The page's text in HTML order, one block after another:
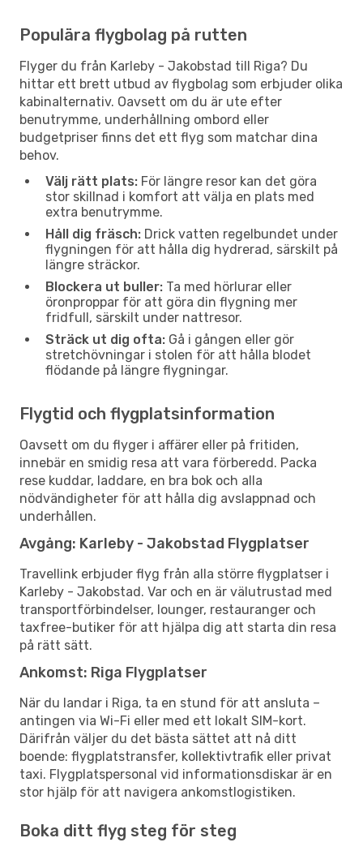
Populära flygbolag på rutten
Flyger du från Karleby - Jakobstad till Riga? Du
hittar ett brett utbud av flygbolag som erbjuder olika
kabinalternativ. Oavsett om du är ute efter
benutrymme, underhållning ombord eller
budgetpriser finns det ett flyg som matchar dina
behov.
Välj rätt plats: För längre resor kan det göra
stor skillnad i komfort att välja en plats med
extra benutrymme.
Håll dig fräsch: Drick vatten regelbundet under
flygningen för att hålla dig hydrerad, särskilt på
längre sträckor.
Blockera ut buller: Ta med hörlurar eller
öronproppar för att göra din flygning mer
fridfull, särskilt under nattresor.
Sträck ut dig ofta: Gå i gången eller gör
stretchövningar i stolen för att hålla blodet
flödande på längre flygningar.
Flygtid och flygplatsinformation
Oavsett om du flyger i affärer eller på fritiden,
innebär en smidig resa att vara förberedd. Packa
rese kuddar, laddare, en bra bok och alla
nödvändigheter för att hålla dig avslappnad och
underhållen.
Avgång: Karleby - Jakobstad Flygplatser
Travellink erbjuder flyg från alla större flygplatser i
Karleby - Jakobstad. Var och en är välutrustad med
transportförbindelser, lounger, restauranger och
taxfree-butiker för att hjälpa dig att starta din resa
på rätt sätt.
Ankomst: Riga Flygplatser
När du landar i Riga, ta en stund för att ansluta –
antingen via Wi-Fi eller med ett lokalt SIM-kort.
Därifrån väljer du det bästa sättet att nå ditt
boende: flygplatstransfer, kollektivtrafik eller privat
taxi. Flygplatspersonal vid informationsdiskar är en
stor hjälp för att navigera ankomstlogistiken.
Boka ditt flyg steg för steg